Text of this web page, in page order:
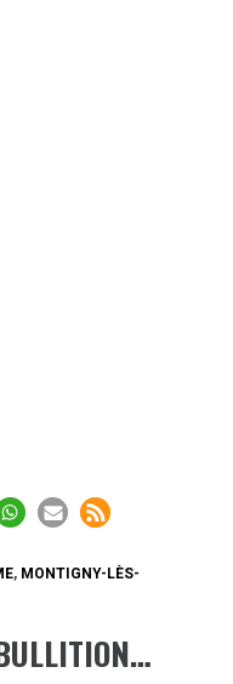
, MONTIGNY-LÈS-